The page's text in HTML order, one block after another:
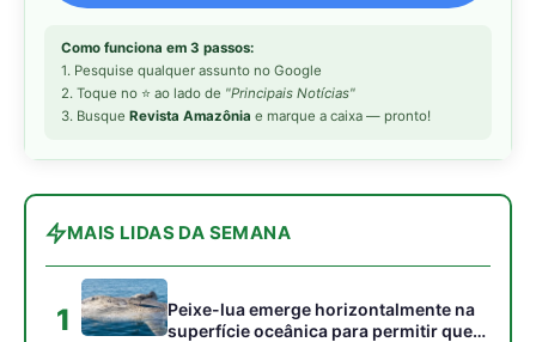
Como funciona em 3 passos:
1. Pesquise qualquer assunto no Google
2. Toque no ⭐ ao lado de "Principais Notícias"
3. Busque Revista Amazônia e marque a caixa — pronto!
MAIS LIDAS DA SEMANA
1
Peixe-lua emerge horizontalmente na
superfície oceânica para permitir que